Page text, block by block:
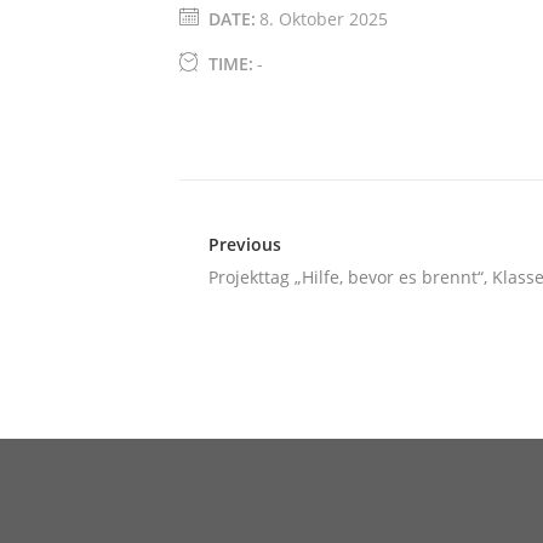
DATE: 8. Oktober 2025
TIME: -
Previous
Projekttag „Hilfe, bevor es brennt“,